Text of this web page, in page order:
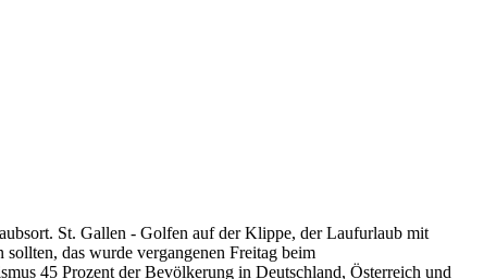
St. Gallen - Golfen auf der Klippe, der Laufurlaub mit
das wurde vergangenen Freitag beim
45 Prozent der Bevölkerung in Deutschland, Österreich und